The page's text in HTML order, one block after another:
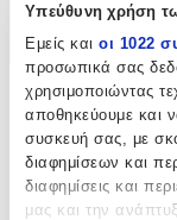
Υπεύθυνη χρήση
Εμείς και οι 1022
προσωπικά σας
χρησιμοποιώντας
αποθηκεύουμε και
συσκευή σας, με
διαφημίσεων και
διαφημίσεις και
μας και την
Χαρακτηριστικά
+
Κατασκευαστής:
LEGO